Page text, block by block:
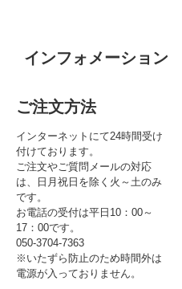
インフォメーション
ご注文方法
インターネットにて24時間受け
付けております。
ご注文やご質問メールの対応
は、日月祝日を除く火～土のみ
です。
お電話の受付は平日10：00～
17：00です。
050-3704-7363
※いたずら防止のため時間外は
電源が入っておりません。